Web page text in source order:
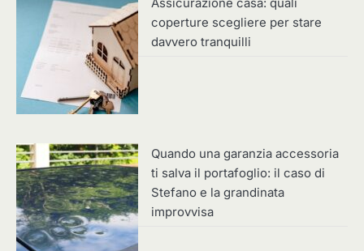
Assicurazione casa: quali
coperture scegliere per stare
davvero tranquilli
Quando una garanzia accessoria
ti salva il portafoglio: il caso di
Stefano e la grandinata
improvvisa